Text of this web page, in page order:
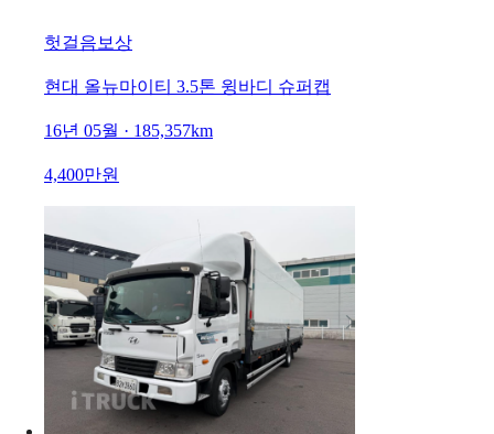
헛걸음보상
현대 올뉴마이티 3.5톤 윙바디 슈퍼캡
16년 05월 · 185,357km
4,400만원